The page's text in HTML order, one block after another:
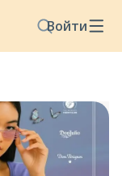
Войти